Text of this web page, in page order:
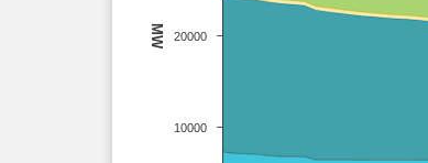
MW
10000
20000